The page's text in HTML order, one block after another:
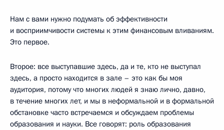
Нам с вами нужно подумать об эффективности
и восприимчивости системы к этим финансовым вливаниям.
Это первое.
Второе: все выступавшие здесь, да и те, кто не выступал
здесь, а просто находится в зале – это как бы моя
аудитория, потому что многих людей я знаю лично, давно,
в течение многих лет, и мы в неформальной и в формальной
обстановке часто встречаемся и обсуждаем проблемы
образования и науки. Все говорят: роль образования